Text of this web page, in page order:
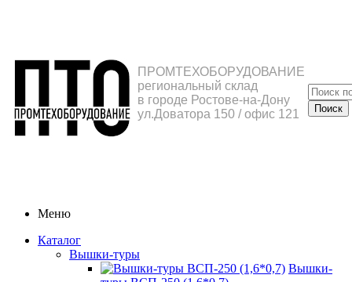
ПРОМТЕХОБОРУДОВАНИЕ
региональный склад
в городе Ростове-на-Дону
ул.Доватора 150 / офис 121
Меню
Каталог
Вышки-туры
Вышки-